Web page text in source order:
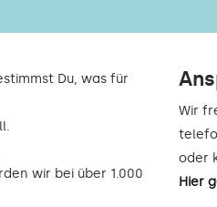
Du, was für
wir bei über 1.000
Wir
oder
Hier